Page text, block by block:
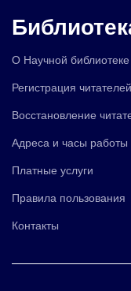
О Научной библиотеке
Регистрация читателей
Восстановление
Адреса и часы работы
Платные услуги
Правила пользования
Контакты